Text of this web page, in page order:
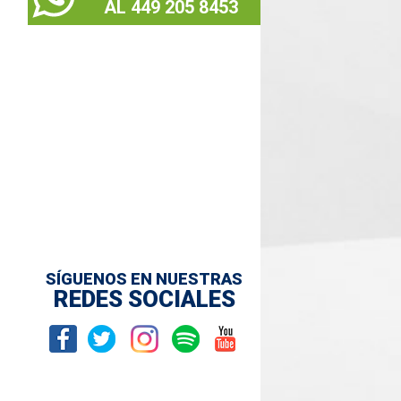
AL 449 205 8453
SÍGUENOS EN NUESTRAS
REDES SOCIALES